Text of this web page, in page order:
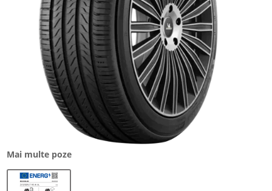
Mai multe poze